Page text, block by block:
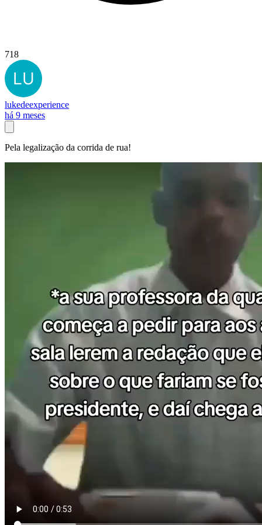
718
lukedeexperience
há 9 meses
Pela legalização da corrida de rua!